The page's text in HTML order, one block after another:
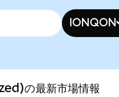
IONQON
の最新市場情報